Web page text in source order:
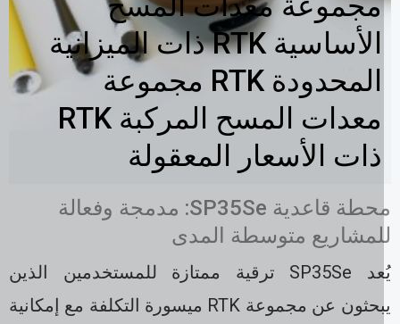
الأساسية RTK ذات الميزانية
المحدودة RTK مجموعة
معدات المسح المركبة RTK
ذات الأسعار المعقولة
محطة قاعدية SP35Se: مدمجة وفعالة
متوسطة المدى
يُعد SP35Se ترقية ممتازة للمستخدمين الذين
يبحثون عن مجموعة RTK ميسورة التكلفة مع إمكانية